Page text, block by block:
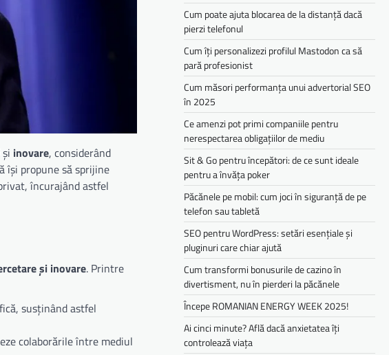
și inovare, considerând
își propune să sprijine
încurajând astfel
și inovare. Printre
susținând astfel
colaborările între mediul
Cum poate ajuta blocarea de la distanță dacă
pierzi telefonul
Cum îți personalizezi profilul Mastodon ca să
pară profesionist
Cum măsori performanța unui advertorial SEO
în 2025
Ce amenzi pot primi companiile pentru
nerespectarea obligațiilor de mediu­­
Sit & Go pentru începători: de ce sunt ideale
pentru a învăța poker
Păcănele pe mobil: cum joci în siguranță de pe
telefon sau tabletă
SEO pentru WordPress: setări esențiale și
pluginuri care chiar ajută
Cum transformi bonusurile de cazino în
divertisment, nu în pierderi la păcănele
Începe ROMANIAN ENERGY WEEK 2025!
Ai cinci minute? Află dacă anxietatea îți
controlează viața